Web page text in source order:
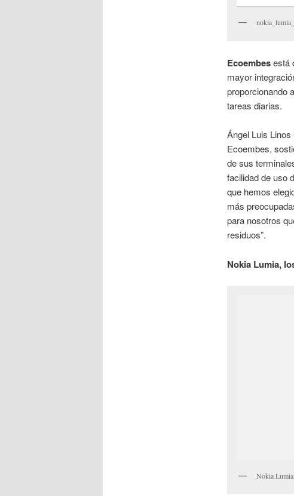
Ecoembesestá
mayor
proporcionando
tareas diarias.
Ángel Luis
Ecoembes,
de sus
facilidad de uso
que hemos
más
para nosotros
residuos”.
Nokia Lumia,
Nokia